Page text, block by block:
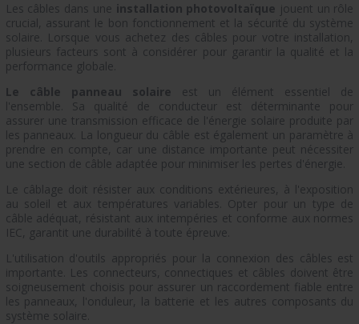
Les câbles dans une installation photovoltaïque jouent un rôle
crucial, assurant le bon fonctionnement et la sécurité du système
solaire. Lorsque vous achetez des câbles pour votre installation,
plusieurs facteurs sont à considérer pour garantir la qualité et la
performance globale.
Le câble panneau solaire est un élément essentiel de
l'ensemble. Sa qualité de conducteur est déterminante pour
assurer une transmission efficace de l'énergie solaire produite par
les panneaux. La longueur du câble est également un paramètre à
prendre en compte, car une distance importante peut nécessiter
une section de câble adaptée pour minimiser les pertes d'énergie.
Le câblage doit résister aux conditions extérieures, à l'exposition
au soleil et aux températures variables. Opter pour un type de
câble adéquat, résistant aux intempéries et conforme aux normes
IEC, garantit une durabilité à toute épreuve.
L'utilisation d'outils appropriés pour la connexion des câbles est
importante. Les connecteurs, connectiques et câbles doivent être
soigneusement choisis pour assurer un raccordement fiable entre
les panneaux, l'onduleur, la batterie et les autres composants du
système solaire.